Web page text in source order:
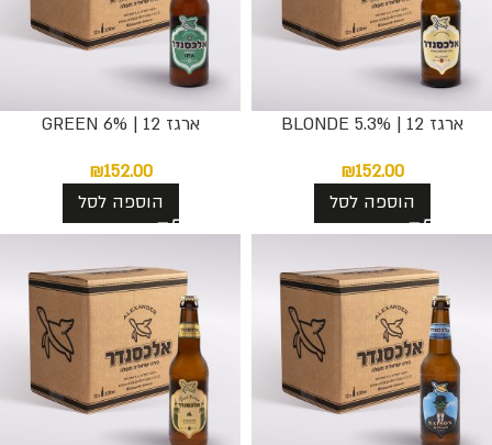
ארגז 12 | BLONDE 5.3%
₪152.00
הוספה לסל
ארגז 12 | GREEN 6%
₪152.00
הוספה לסל